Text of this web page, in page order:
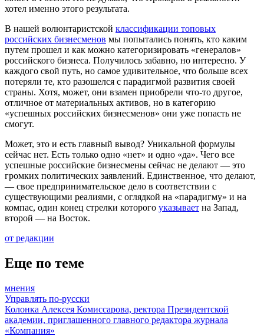
хотел именно этого результата.
В нашей волюнтаристской классификации топовых
российских бизнесменов мы попытались понять, кто каким
путем прошел и как можно категоризировать «генералов»
российского бизнеса. Получилось забавно, но интересно. У
каждого свой путь, но самое удивительное, что больше всех
потеряли те, кто разошелся с парадигмой развития своей
страны. Хотя, может, они взамен приобрели что-то другое,
отличное от материальных активов, но в категорию
«успешных российских бизнесменов» они уже попасть не
смогут.
Может, это и есть главный вывод? Уникальной формулы
сейчас нет. Есть только одно «нет» и одно «да». Чего все
успешные российские бизнесмены сейчас не делают — это
громких политических заявлений. Единственное, что делают,
— свое предпринимательское дело в соответствии с
существующими реалиями, с оглядкой на «парадигму» и на
компас, один конец стрелки которого указывает на Запад,
второй — на Восток.
от редакции
Еще по теме
мнения
Управлять по-русски
Колонка Алексея Комиссарова, ректора Президентской
академии, приглашенного главного редактора журнала
«Компания»